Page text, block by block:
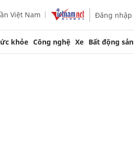
Việt Nam Đăng nhập
khỏe Công nghệ Xe Bất động sản